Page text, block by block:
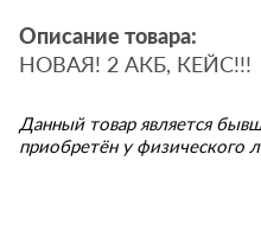
Описание товара:
НОВАЯ! 2 АКБ, КЕЙС!!!
Данный товар является
приобретён у физического